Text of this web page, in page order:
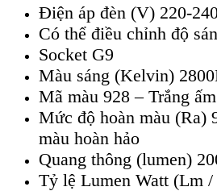
Điện áp đèn (V) 220-
Có thể điều chỉnh độ
Socket G9
Màu sáng (Kelvin)
Mã màu 928 – Trắng ấm
Mức độ hoàn màu (Ra)
màu hoàn hảo
Quang thông (lumen)
Tỷ lệ Lumen Watt (Lm /